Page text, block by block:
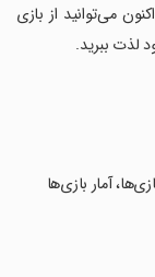
می‌توانید از بازی
لذت ببرید.